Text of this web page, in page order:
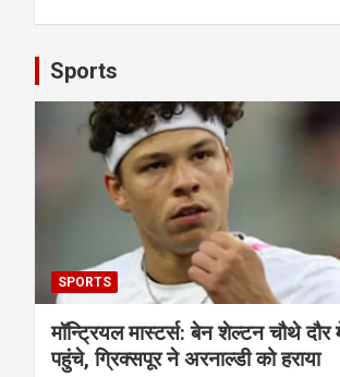
Sports
SPORTS
मॉन्ट्रियल मास्टर्स: बेन शेल्टन चौथे दौर
पहुंचे, ग्रिक्सपूर ने अरनाल्डी को हराया